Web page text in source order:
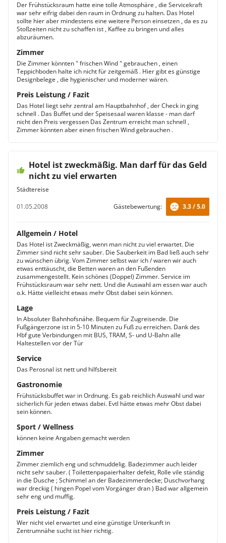
Der Frühstücksraum hatte eine tolle Atmosphäre , die Servicekraft
war sehr eifrig dabei den raum in Ordnung zu halten. Das Hotel
sollte hier aber mindestens eine weitere Person einsetzen , da es zu
Stoßzeiten nicht zu schaffen ist , Kaffee zu bringen und alles
abzuräumen.
Zimmer
Die Zimmer könnten " frischen Wind " gebrauchen , einen
Teppichboden halte ich nicht für zeitgemäß . Hier gibt es günstige
Designbelege , die hygienischer und moderner wären.
Preis Leistung / Fazit
Das Hotel liegt sehr zentral am Hauptbahnhof , der Check in ging
schnell . Das Buffet und der Speisesaal waren klasse - man darf
nicht den Preis vergessen Das Zentrum erreicht man schnell ,
Zimmer könnten aber einen frischen Wind gebrauchen .
Hotel ist zweckmäßig. Man darf für das Geld
nicht zu viel erwarten
Städtereise
01.05.2008
Gästebewertung: 3.3 / 5.0
Allgemein / Hotel
Das Hotel ist Zweckmäßig, wenn man nicht zu viel erwartet. Die
Zimmer sind nicht sehr sauber. Die Sauberkeit im Bad ließ auch sehr
zu wünschen übrig. Vom Zimmer selbst war ich / waren wir auch
etwas enttäuscht, die Betten waren an den Fußenden
zusammengestellt. Kein schönes (Doppel) Zimmer. Service im
Frühstücksraum war sehr nett. Und die Auswahl am essen war auch
o.k. Hätte vielleicht etwas mehr Obst dabei sein können.
Lage
In Absoluter Bahnhofsnähe. Bequem für Zugreisende. Die
Fußgängerzone ist in 5-10 Minuten zu Fuß zu erreichen. Dank des
Hbf gute Verbindungen mit BUS, TRAM, S- und U-Bahn alle
Haltestellen vor der Tür
Service
Das Perosnal ist nett und hilfsbereit
Gastronomie
Frühstücksbuffet war in Ordnung. Es gab reichlich Auswahl und war
sicherlich für jeden etwas dabei. Evtl hätte etwas mehr Obst dabei
sein können.
Sport / Wellness
können keine Angaben gemacht werden
Zimmer
Zimmer ziemlich eng und schmuddelig. Badezimmer auch leider
nicht sehr sauber. ( Toilettenpapaierhalter defekt, Rolle vile ständig
in die Dusche ; Schimmel an der Badezimmerdecke; Duschvorhang
war dreckig ( hingen Popel vom Vorgänger dran ) Bad war allgemein
sehr eng und muffig.
Preis Leistung / Fazit
Wer nicht viel erwartet und eine günstige Unterkunft in
Zentrumnähe sucht ist hier richtig.